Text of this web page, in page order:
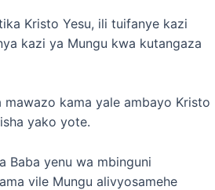
Kristo Yesu, ili tuifanye kazi
kazi ya Mungu kwa kutangaza
kama yale ambayo Kristo
yako yote.
Baba yenu wa mbinguni
vile Mungu alivyosamehe